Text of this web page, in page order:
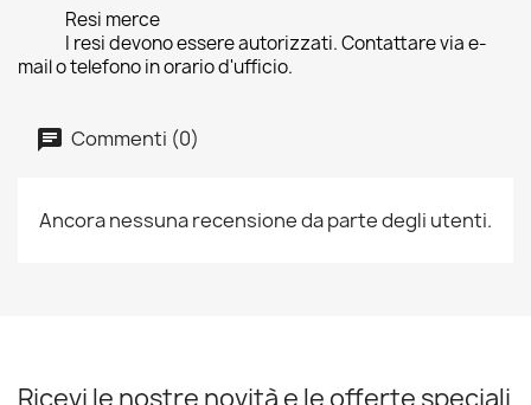
Resi merce
I resi devono essere autorizzati. Contattare via e-
mail o telefono in orario d'ufficio.
Commenti (0)
Ancora nessuna recensione da parte degli utenti.